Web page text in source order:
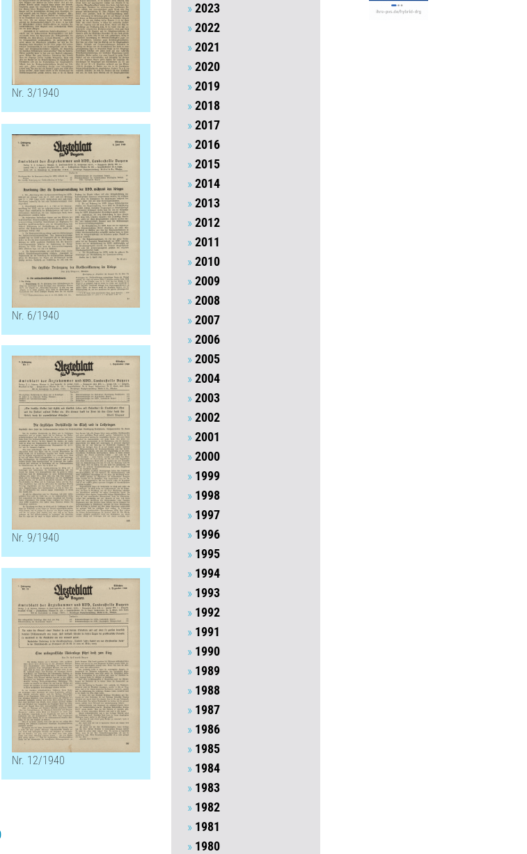
Nr. 3/1940
Nr. 6/1940
Nr. 9/1940
Nr. 12/1940
2023
2022
2021
2020
2019
2018
2017
2016
2015
2014
2013
2012
2011
2010
2009
2008
2007
2006
2005
2004
2003
2002
2001
2000
1999
1998
1997
1996
1995
1994
1993
1992
1991
1990
1989
1988
1987
1986
1985
1984
1983
1982
1981
1980